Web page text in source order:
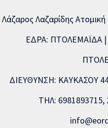
Λάζαρος Λαζαρίδης
ΕΔΡΑ: ΠΤΟΛΕΜΑΪΔΑ
ΔΙΕΥΘΥΝΣΗ: ΚΑΥΚΑΣΟΥ
ΤΗΛ: 6981893715,